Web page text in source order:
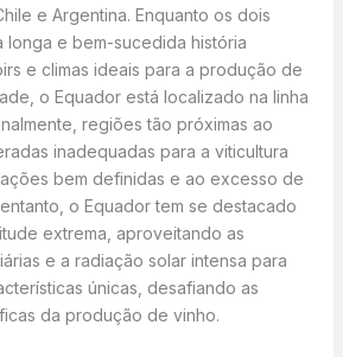
e Argentina. Enquanto os dois
longa e bem-sucedida história
e climas ideais para a produção de
o Equador está localizado na linha
regiões tão próximas ao
inadequadas para a viticultura
bem definidas e ao excesso de
o Equador tem se destacado
extrema, aproveitando as
e a radiação solar intensa para
únicas, desafiando as
da produção de vinho.